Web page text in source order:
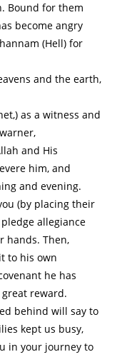
Bound for them
become angry
(Hell) for
and the earth,
as a witness and
and His
him, and
and evening.
(by placing their
allegiance
hands. Then,
to his own
he has
reward.
behind will say to
kept us busy,
in your journey to